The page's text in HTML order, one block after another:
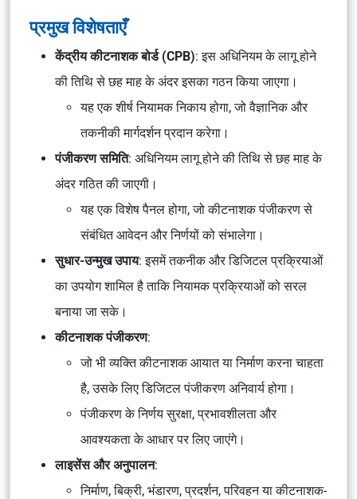
प्रमुख विशेषताएँ
केंद्रीय कीटनाशक बोर्ड (CPB): इस अधिनियम के लागू होने
की तिथि से छह माह के अंदर इसका गठन किया जाएगा।
यह एक शीर्ष नियामक निकाय होगा, जो वैज्ञानिक और
तकनीकी मार्गदर्शन प्रदान करेगा।
पंजीकरण समिति: अधिनियम लागू होने की तिथि से छह माह के
अंदर गठित की जाएगी।
यह एक विशेष पैनल होगा, जो कीटनाशक पंजीकरण से
संबंधित आवेदन और निर्णयों को संभालेगा।
सुधार-उन्मुख उपाय: इसमें तकनीक और डिजिटल प्रक्रियाओं
का उपयोग शामिल है ताकि नियामक प्रक्रियाओं को सरल
बनाया जा सके।
कीटनाशक पंजीकरण:
जो भी व्यक्ति कीटनाशक आयात या निर्माण करना चाहता
है, उसके लिए डिजिटल पंजीकरण अनिवार्य होगा।
पंजीकरण के निर्णय सुरक्षा, प्रभावशीलता और
आवश्यकता के आधार पर लिए जाएंगे।
लाइसेंस और अनुपालन:
निर्माण, बिक्री, भंडारण, प्रदर्शन, परिवहन या कीटनाशक-